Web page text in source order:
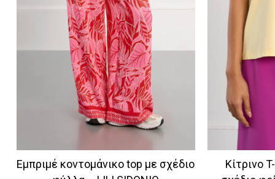
Εμπριμέ κοντομάνικο top με σχέδιο
Κίτρινο